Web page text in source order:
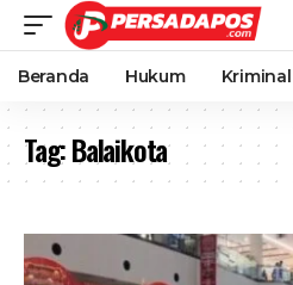
Beranda Hukum Kriminal
Tag:Balaikota